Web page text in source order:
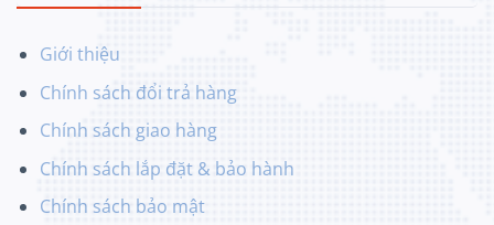
Giới thiệu
Chính sách đổi trả hàng
Chính sách giao hàng
Chính sách lắp đặt & bảo hành
Chính sách bảo mật